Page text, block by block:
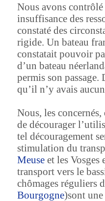
Nous avons
insuffisance des
constaté des
rigide. Un bateau
constatait pouvoir
d’un bateau
permis son passage.
qu’il n’y avais
Nous, les
de décourager
tel découragement
stimulation du
Meuse et les
transport vers le
chômages réguliers
Bourgogne)sont